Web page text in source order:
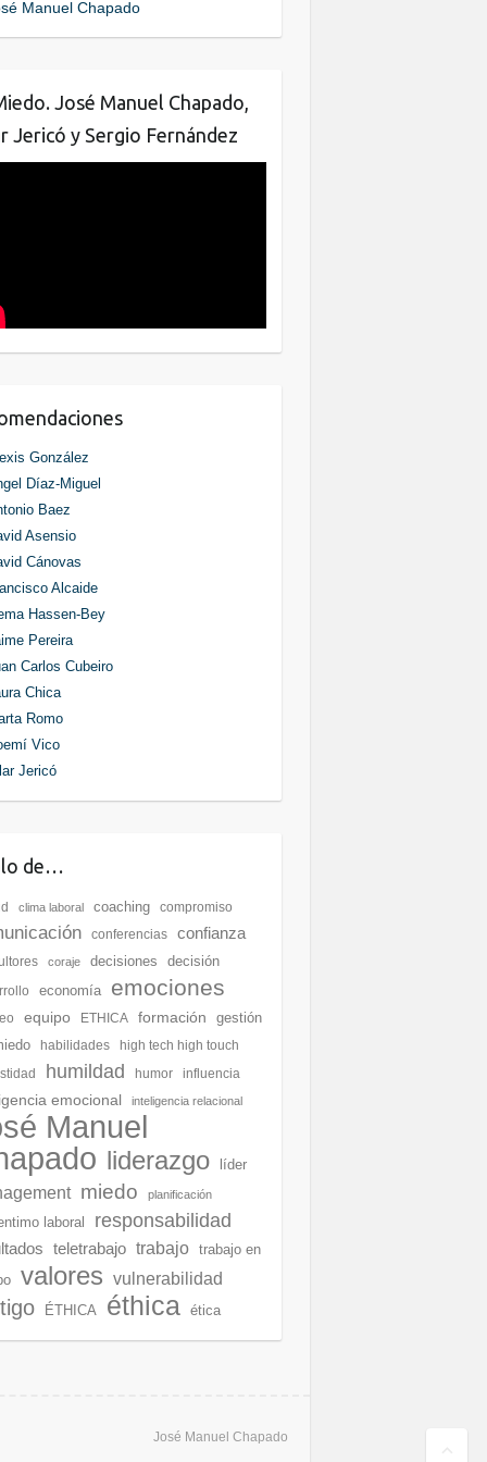
o
k
n
Manuel Chapado
José Manuel Chapado,
Jericó y Sergio Fernández
González
Díaz-Miguel
Baez
Asensio
Cánovas
Alcaide
Hassen-Bey
Pereira
Carlos Cubeiro
Chica
Romo
Vico
Jericó
de…
clima laboral coaching compromiso
conferencias confianza
coraje decisiones decisión
economía emociones
equipo ETHICA formación
gestión
habilidades
high tech high touch
humildad humor influencia
emocional inteligencia relacional
Manuel
liderazgo líder
miedo planificación
laboral responsabilidad
teletrabajo trabajo
trabajo en
valores vulnerabilidad
ÉTHICA éthica ética
José Manuel Chapado